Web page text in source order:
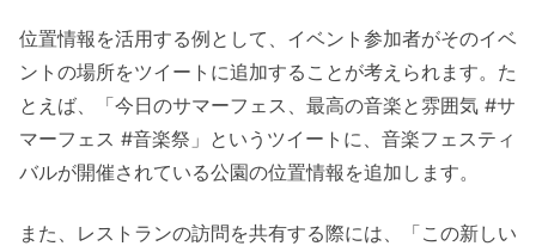
位置情報を活用する例として、イベント参加者がそのイベ
ントの場所をツイートに追加することが考えられます。た
とえば、「今日のサマーフェス、最高の音楽と雰囲気 #サ
マーフェス #音楽祭」というツイートに、音楽フェスティ
バルが開催されている公園の位置情報を追加します。
また、レストランの訪問を共有する際には、「この新しい